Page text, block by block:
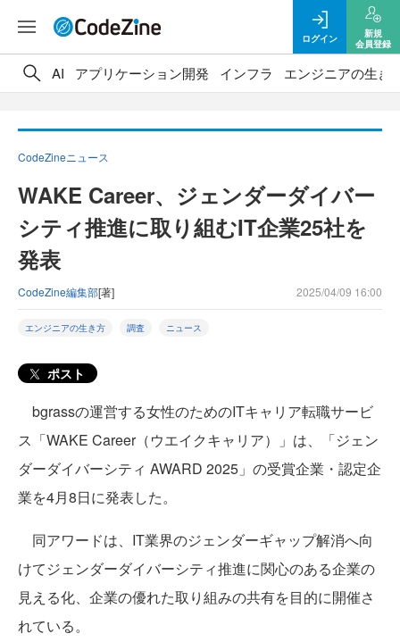
ログイン
新規
会員登録
AI アプリケーション開発 インフラ エンジニアの生き
CodeZineニュース
WAKE Career、ジェンダーダイバー
シティ推進に取り組むIT企業25社を
発表
CodeZine編集部[著] 2025/04/09 16:00
エンジニアの生き方 調査 ニュース
ポスト
bgrassの運営する女性のためのITキャリア転職サービ
ス「WAKE Career（ウエイクキャリア）」は、「ジェン
ダーダイバーシティ AWARD 2025」の受賞企業・認定企
業を4月8日に発表した。
同アワードは、IT業界のジェンダーギャップ解消へ向
けてジェンダーダイバーシティ推進に関心のある企業の
見える化、企業の優れた取り組みの共有を目的に開催さ
れている。